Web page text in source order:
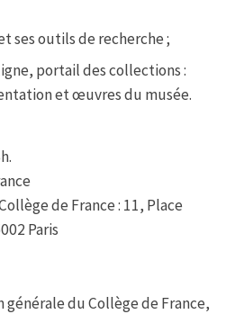
ses outils de recherche ;
portail des collections :
et œuvres du musée.
de France : 11, Place
Paris
du Collège de France,